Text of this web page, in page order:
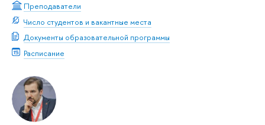
Преподаватели
Число студентов и вакантные места
Документы образовательной программы
Расписание